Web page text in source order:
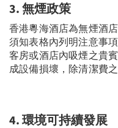
3. 無煙政策
香港粵海酒店為無煙酒
須知表格內列明注意事
客房或酒店內吸煙之貴
成設備損壞，除清潔費
4. 環境可持續發展